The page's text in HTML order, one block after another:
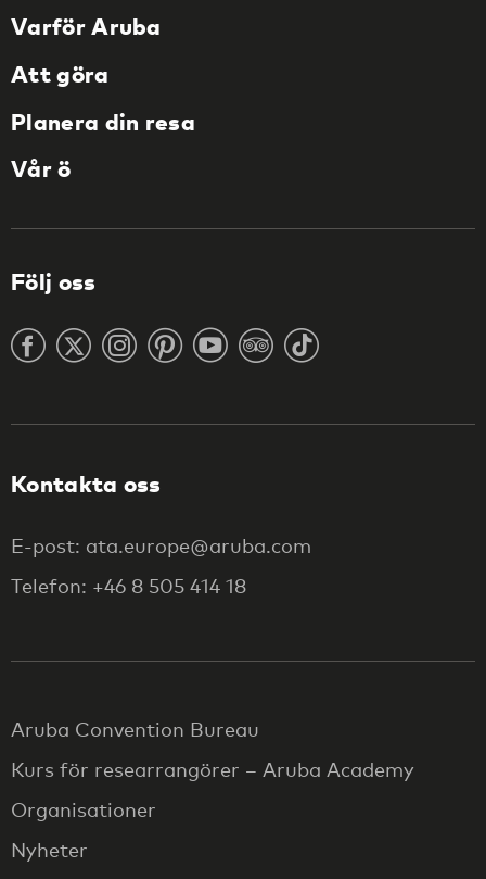
Varför Aruba
Att göra
Planera din resa
Vår ö
Följ oss
Kontakta oss
E-post: ata.europe@aruba.com
Telefon: +46 8 505 414 18
Aruba Convention Bureau
Kurs för researrangörer – Aruba Academy
Organisationer
Nyheter